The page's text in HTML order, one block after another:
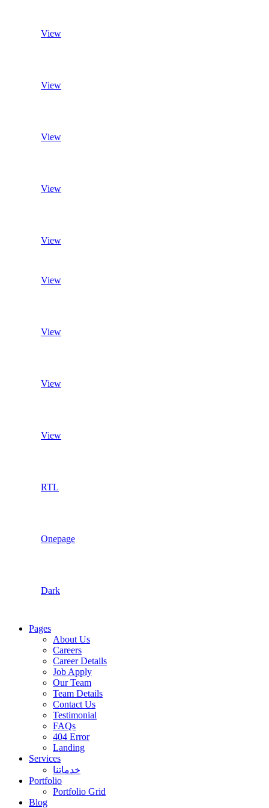
View
View
View
View
View
View
View
View
View
RTL
Onepage
Dark
Pages
About Us
Careers
Career Details
Job Apply
Our Team
Team Details
Contact Us
Testimonial
FAQs
404 Error
Landing
Services
خدماتنا
Portfolio
Portfolio Grid
Blog